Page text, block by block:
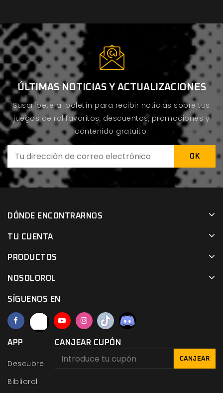
ÚLTIMAS NOTICIAS Y ACTUALIZACIONES
Suscríbete al boletín para recibir noticias sobre tus
juegos de rol favoritos, descuentos, promociones y
contenido gratuito.
DÓNDE ENCONTRARNOS
TU CUENTA
PRODUCTOS
NOSOLOROL
SÍGUENOS EN
APP
Descubre
Bibliorol
CANJEAR CUPÓN
CANJEAR